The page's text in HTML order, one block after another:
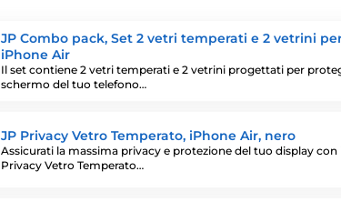
JP Combo pack, Set 2 vetri temperati e 2 vetrini
iPhone Air
Il set contiene 2 vetri temperati e 2 vetrini progettati per
schermo del tuo telefono…
JP Privacy Vetro Temperato, iPhone Air, nero
Assicurati la massima privacy e protezione del tuo display con
Privacy Vetro Temperato…